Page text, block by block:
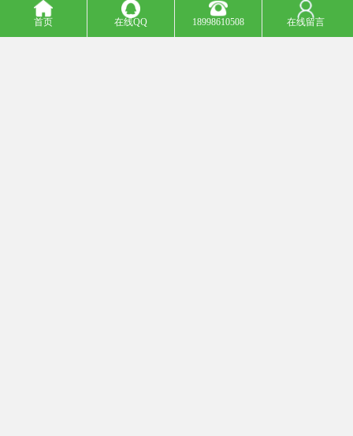
首页 在线QQ 18998610508 在线留言